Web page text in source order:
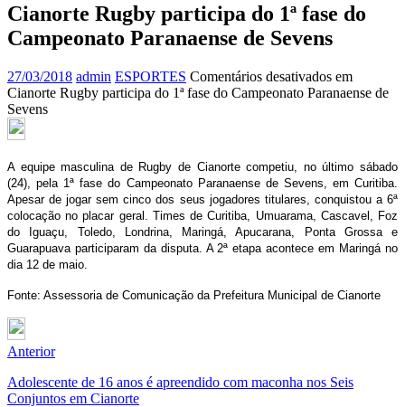
Cianorte Rugby participa do 1ª fase do
Campeonato Paranaense de Sevens
27/03/2018 admin ESPORTES Comentários desativados em
Cianorte Rugby participa do 1ª fase do Campeonato Paranaense de
Sevens
A equipe masculina de Rugby de Cianorte competiu, no último sábado
(24), pela 1ª fase do Campeonato Paranaense de Sevens, em Curitiba.
Apesar de jogar sem cinco dos seus jogadores titulares, conquistou a 6ª
colocação no placar geral. Times de Curitiba, Umuarama, Cascavel, Foz
do Iguaçu, Toledo, Londrina, Maringá, Apucarana, Ponta Grossa e
Guarapuava participaram da disputa. A 2ª etapa acontece em Maringá no
dia 12 de maio.
Fonte: Assessoria de Comunicação da Prefeitura Municipal de Cianorte
Anterior
Adolescente de 16 anos é apreendido com maconha nos Seis
Conjuntos em Cianorte